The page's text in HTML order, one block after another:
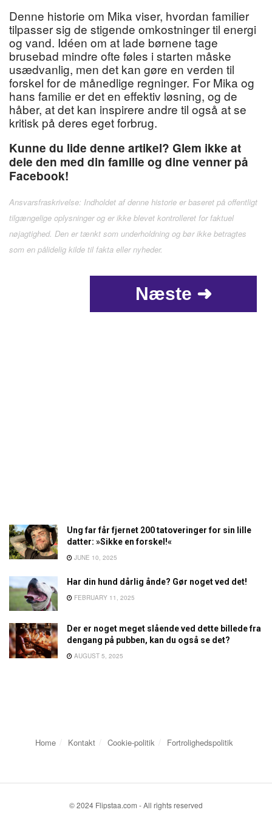
Denne historie om Mika viser, hvordan familier
tilpasser sig de stigende omkostninger til energi
og vand. Idéen om at lade børnene tage
brusebad mindre ofte føles i starten måske
usædvanlig, men det kan gøre en verden til
forskel for de månedlige regninger. For Mika og
hans familie er det en effektiv løsning, og de
håber, at det kan inspirere andre til også at se
kritisk på deres eget forbrug.
Kunne du lide denne artikel? Glem ikke at
dele den med din familie og dine venner på
Facebook!
Ansvarsfraskrivelse: Indholdet af denne historie er baseret på offentligt
tilgængelige oplysninger og er ikke blevet kontrolleret for faktuel
nøjagtighed. Den er tænkt som underholdning og bør ikke betragtes
som en pålidelig kilde til fakta eller nyheder.
Næste ➜
Ung far får fjernet 200 tatoveringer for sin lille
datter: »Sikke en forskel!«
JUNE 10, 2025
Har din hund dårlig ånde? Gør noget ved det!
FEBRUARY 11, 2025
Der er noget meget slående ved dette billede fra
dengang på pubben, kan du også se det?
AUGUST 5, 2025
Home Kontakt Cookie-politik Fortrolighedspolitik
© 2024 Flipstaa.com - All rights reserved